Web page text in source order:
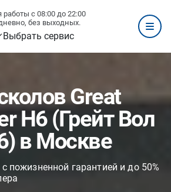
работы с 08:00 до 22:00
без выходных.
Выбрать сервис
Great
H6 (Грейт Вол
в Москве
пожизненной гарантией и до 50%